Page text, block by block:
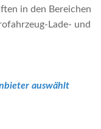
in den Bereichen
Lade- und
auswählt